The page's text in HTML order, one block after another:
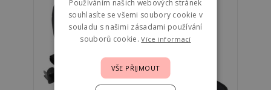
Používáním našich webových stránek
souhlasíte se všemi soubory cookie v
souladu s našimi zásadami používání
souborů cookie.Více informací
VŠE PŘIJMOUT